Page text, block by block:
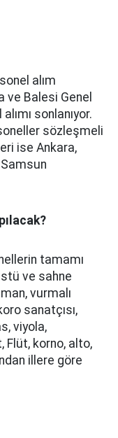
alım
ve Balesi Genel
sonlanıyor.
sözleşmeli
ise Ankara,
tamamı
ve sahne
vurmalı
sanatçısı,
viyola,
korno, alto,
illere göre